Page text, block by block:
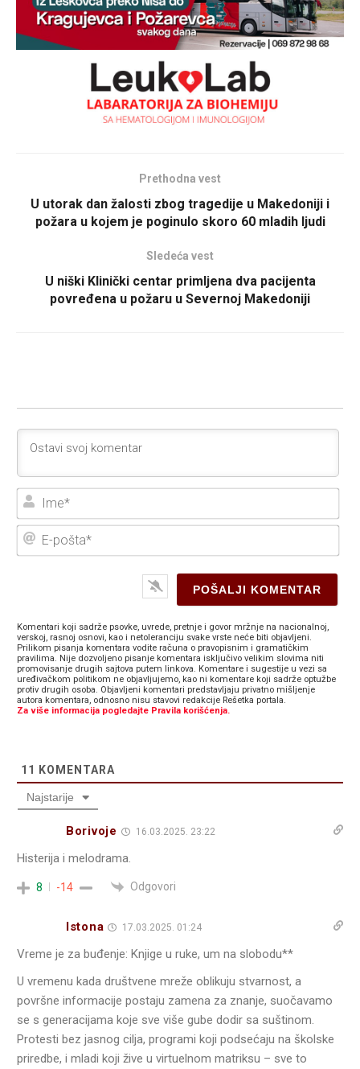
Prethodna vest
U utorak dan žalosti zbog tragedije u Makedoniji i
požara u kojem je poginulo skoro 60 mladih ljudi
Sledeća vest
U niški Klinički centar primljena dva pacijenta
povređena u požaru u Severnoj Makedoniji
E-
Komentari koji sadrže psovke, uvrede, pretnje i govor mržnje na nacionalnoj,
verskoj, rasnoj osnovi, kao i netoleranciju svake vrste neće biti objavljeni.
Prilikom pisanja komentara vodite računa o pravopisnim i gramatičkim
pravilima. Nije dozvoljeno pisanje komentara isključivo velikim slovima niti
promovisanje drugih sajtova putem linkova. Komentare i sugestije u vezi sa
uređivačkom politikom ne objavljujemo, kao ni komentare koji sadrže optužbe
protiv drugih osoba. Objavljeni komentari predstavljaju privatno mišljenje
autora komentara, odnosno nisu stavovi redakcije Rešetka portala.
Za više informacija pogledajte Pravila korišćenja.
11 KOMENTARA
Najstarije
Borivoje 16.03.2025. 23:22
Histerija i melodrama.
8 -14 Odgovori
Istona 17.03.2025. 01:24
Vreme je za buđenje: Knjige u ruke, um na slobodu**
U vremenu kada društvene mreže oblikuju stvarnost, a
površne informacije postaju zamena za znanje, suočavamo
se s generacijama koje sve više gube dodir sa suštinom.
Protesti bez jasnog cilja, programi koji podsećaju na školske
priredbe, i mladi koji žive u virtuelnom matriksu – sve to